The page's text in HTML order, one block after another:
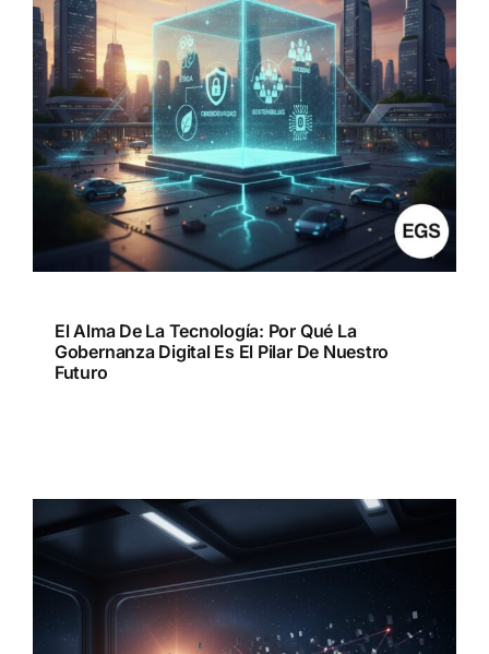
El Alma De La Tecnología: Por Qué La
Gobernanza Digital Es El Pilar De Nuestro
Futuro